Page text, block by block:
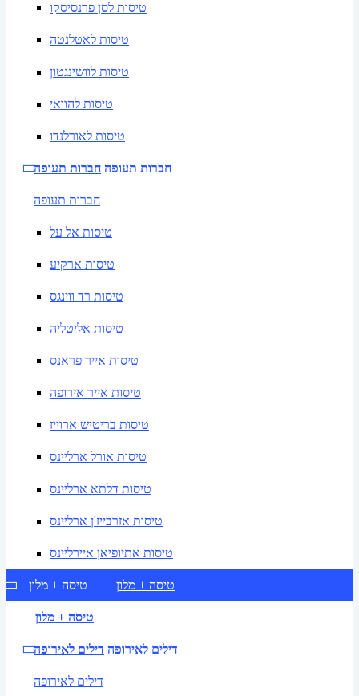
טיסות לסן פרנסיסקו
טיסות לאטלנטה
טיסות לוושינגטון
טיסות להוואי
טיסות לאורלנדו
חברות תעופה חברות תעופה
חברות תעופה
טיסות אל על
טיסות ארקיע
טיסות רד ווינגס
טיסות אליטליה
טיסות אייר פראנס
טיסות אייר אירופה
טיסות בריטיש ארוייז
טיסות אורל ארליינס
טיסות דלתא ארליינס
טיסות אזרבייז'ן ארליינס
טיסות אתיופיאן איירליינס
טיסה + מלון טיסה + מלון
טיסה + מלון
דילים לאירופה דילים לאירופה
דילים לאירופה